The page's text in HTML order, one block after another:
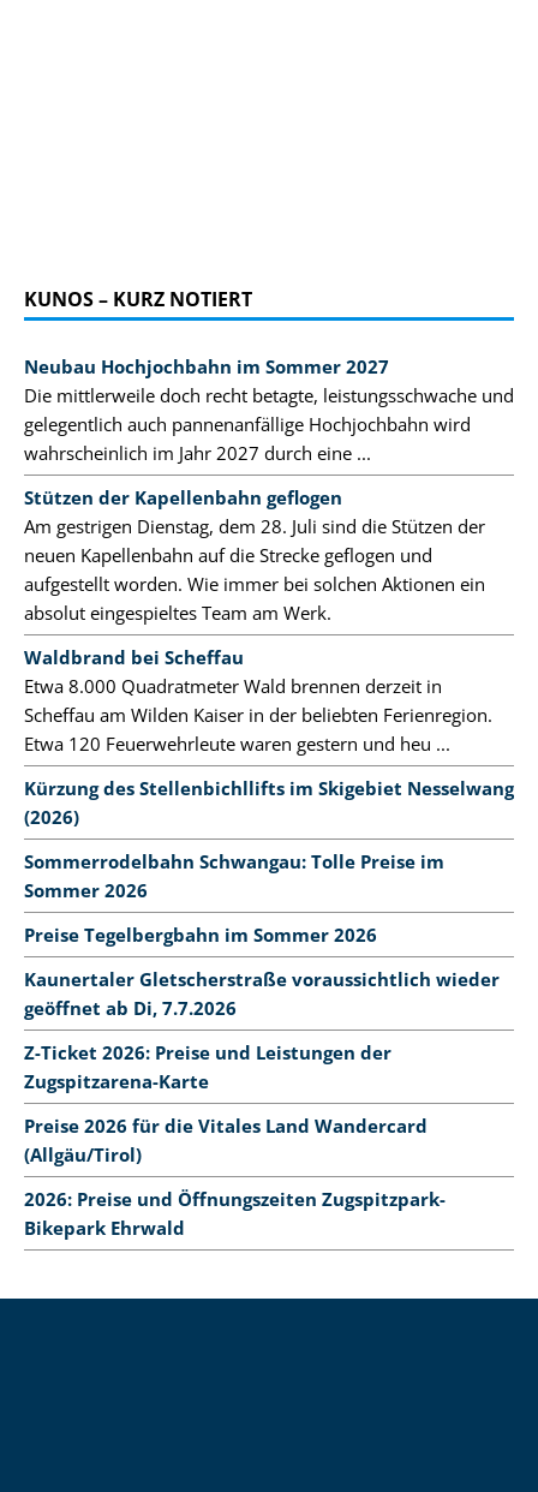
KUNOS – KURZ NOTIERT
Neubau Hochjochbahn im Sommer 2027
Die mittlerweile doch recht betagte, leistungsschwache und
gelegentlich auch pannenanfällige Hochjochbahn wird
wahrscheinlich im Jahr 2027 durch eine ...
Stützen der Kapellenbahn geflogen
Am gestrigen Dienstag, dem 28. Juli sind die Stützen der
neuen Kapellenbahn auf die Strecke geflogen und
aufgestellt worden. Wie immer bei solchen Aktionen ein
absolut eingespieltes Team am Werk.
Waldbrand bei Scheffau
Etwa 8.000 Quadratmeter Wald brennen derzeit in
Scheffau am Wilden Kaiser in der beliebten Ferienregion.
Etwa 120 Feuerwehrleute waren gestern und heu ...
Kürzung des Stellenbichllifts im Skigebiet Nesselwang
(2026)
Sommerrodelbahn Schwangau: Tolle Preise im
Sommer 2026
Preise Tegelbergbahn im Sommer 2026
Kaunertaler Gletscherstraße voraussichtlich wieder
geöffnet ab Di, 7.7.2026
Z-Ticket 2026: Preise und Leistungen der
Zugspitzarena-Karte
Preise 2026 für die Vitales Land Wandercard
(Allgäu/Tirol)
2026: Preise und Öffnungszeiten Zugspitzpark-
Bikepark Ehrwald